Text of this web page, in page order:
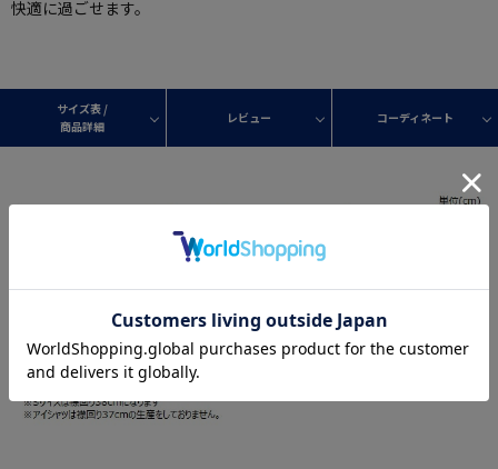
快適に過ごせます。
サイズ表 /
商品詳細
レビュー コーディネート